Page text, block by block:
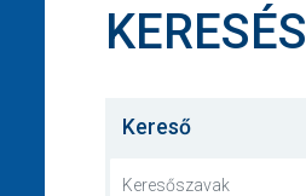
KERESÉS
Kereső